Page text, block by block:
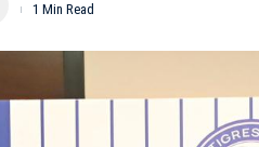
1 Min Read